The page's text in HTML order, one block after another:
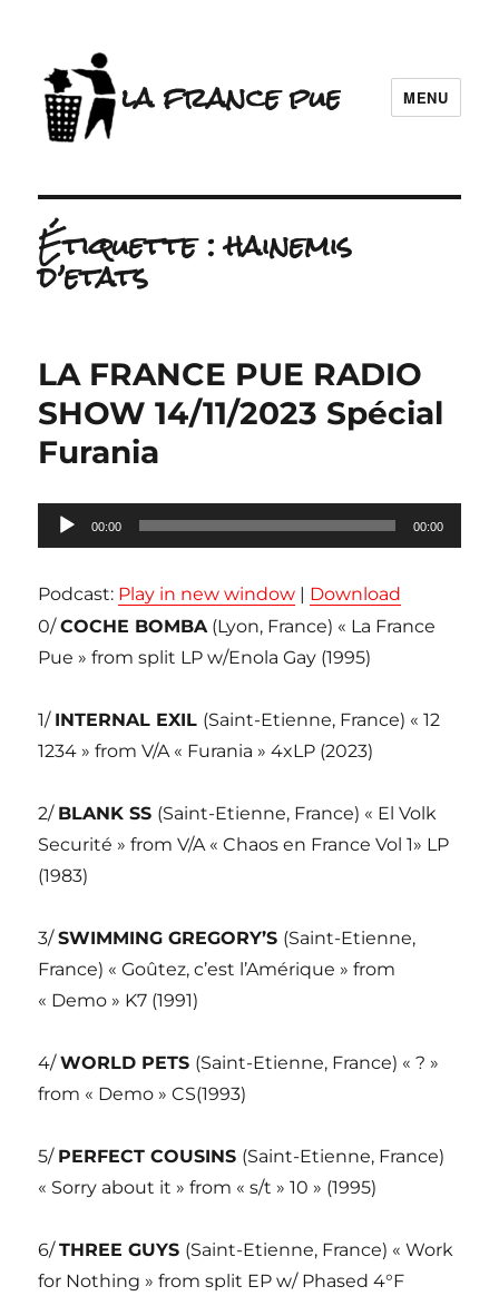
la france pue MENU
Étiquette :hainemis
d’etats
LA FRANCE PUE RADIO
SHOW 14/11/2023 Spécial
Furania
Lecteur
audio
00:00 00:00
Podcast: Play in new window | Download
0/COCHE BOMBA(Lyon, France) « La France
Pue » from split LP w/Enola Gay (1995)
1/ INTERNAL EXIL (Saint-Etienne, France) « 12
1234 » from V/A « Furania » 4xLP (2023)
2/ BLANK SS (Saint-Etienne, France) « El Volk
Securité » from V/A « Chaos en France Vol 1» LP
(1983)
3/SWIMMING GREGORY’S (Saint-Etienne,
France) « Goûtez, c’est l’Amérique » from
« Demo » K7 (1991)
4/WORLD PETS (Saint-Etienne, France) « ? »
from « Demo » CS(1993)
5/ PERFECT COUSINS (Saint-Etienne, France)
« Sorry about it » from « s/t » 10 » (1995)
6/THREE GUYS (Saint-Etienne, France) « Work
for Nothing » from split EP w/ Phased 4°F